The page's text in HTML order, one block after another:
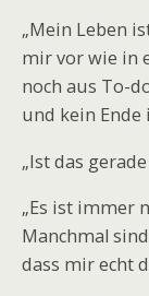
„Mein Leben
mir vor wie in
noch aus To-
und kein Ende
„Ist das
„Es ist immer
Manchmal
dass mir echt